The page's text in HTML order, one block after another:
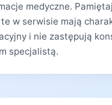
medyczne.
w serwisie mają
i nie zastępują
specjalistą.